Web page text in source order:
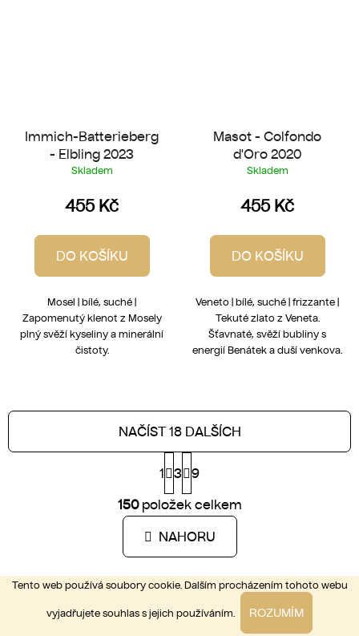
Tento web používá soubory cookie. Dalším procházením tohoto webu
vyjadřujete souhlas s jejich používáním. ROZUMÍM
Immich-Batterieberg
- Elbling 2023
Skladem
455 Kč
DO KOŠÍKU
Mosel | bílé, suché |
Zapomenutý klenot z Mosely
plný svěží kyseliny a minerální
čistoty.
Masot - Colfondo
d'Oro 2020
Skladem
455 Kč
DO KOŠÍKU
Veneto | bílé, suché | frizzante |
Tekuté zlato z Veneta.
Šťavnaté, svěží bubliny s
energií Benátek a duší venkova.
O
v
á
d
a
í
NAČÍST 18 DALŠÍCH
S
t
r
á
n
k
á
í
1 3 9
150položek celkem
NAHORU